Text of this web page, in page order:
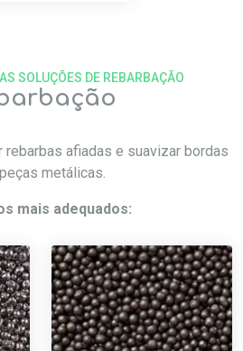
SOLUÇÕES DE REBARBAÇÃO
rebarbas afiadas e suavizar bordas
metálicas.
mais adequados: